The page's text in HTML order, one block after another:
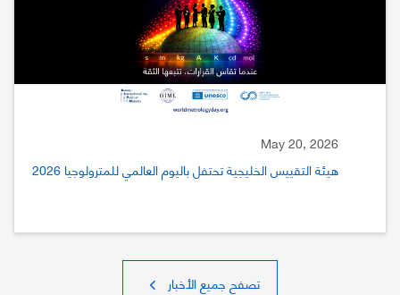
May 20, 2026
هيئة التقييس الخليجية تحتفل باليوم العالمي للمترولوجيا 2026
تصفح جميع الأخبار